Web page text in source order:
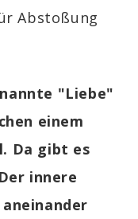
Abstoßung
"Liebe"
einem
Da gibt es
innere